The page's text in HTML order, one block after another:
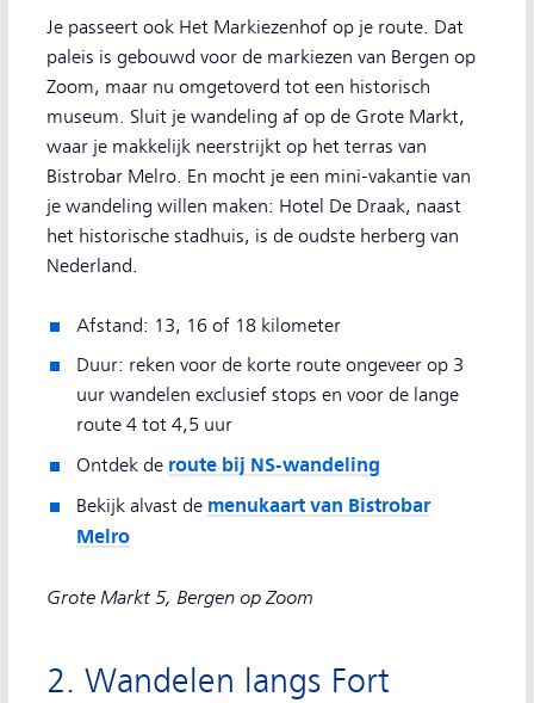
Je passeert ook Het Markiezenhof op je route. Dat
paleis is gebouwd voor de markiezen van Bergen op
Zoom, maar nu omgetoverd tot een historisch
museum. Sluit je wandeling af op de Grote Markt,
waar je makkelijk neerstrijkt op het terras van
Bistrobar Melro. En mocht je een mini-vakantie van
je wandeling willen maken: Hotel De Draak, naast
het historische stadhuis, is de oudste herberg van
Nederland.
Afstand: 13, 16 of 18 kilometer
Duur: reken voor de korte route ongeveer op 3
uur wandelen exclusief stops en voor de lange
route 4 tot 4,5 uur
Ontdek de route bij NS-wandeling
Bekijk alvast de menukaart van Bistrobar
Melro
Grote Markt 5, Bergen op Zoom
2. Wandelen langs Fort